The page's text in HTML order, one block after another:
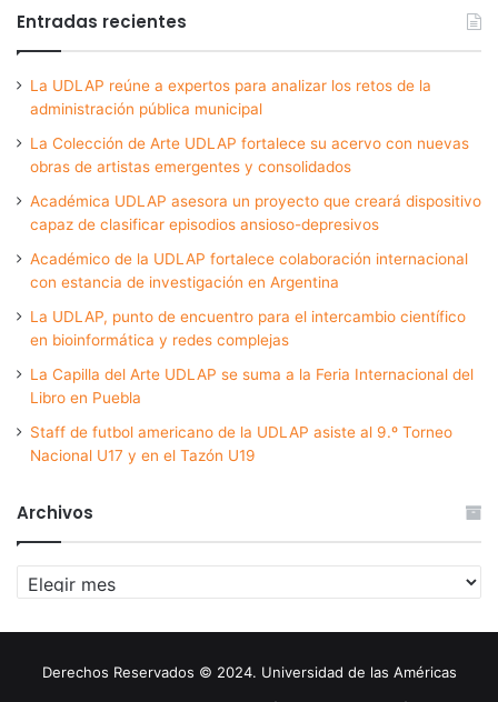
Entradas recientes
La UDLAP reúne a expertos para analizar los retos de la
administración pública municipal
La Colección de Arte UDLAP fortalece su acervo con nuevas
obras de artistas emergentes y consolidados
Académica UDLAP asesora un proyecto que creará dispositivo
capaz de clasificar episodios ansioso-depresivos
Académico de la UDLAP fortalece colaboración internacional
con estancia de investigación en Argentina
La UDLAP, punto de encuentro para el intercambio científico
en bioinformática y redes complejas
La Capilla del Arte UDLAP se suma a la Feria Internacional del
Libro en Puebla
Staff de futbol americano de la UDLAP asiste al 9.º Torneo
Nacional U17 y en el Tazón U19
Archivos
Archivos
Derechos Reservados © 2024. Universidad de las Américas